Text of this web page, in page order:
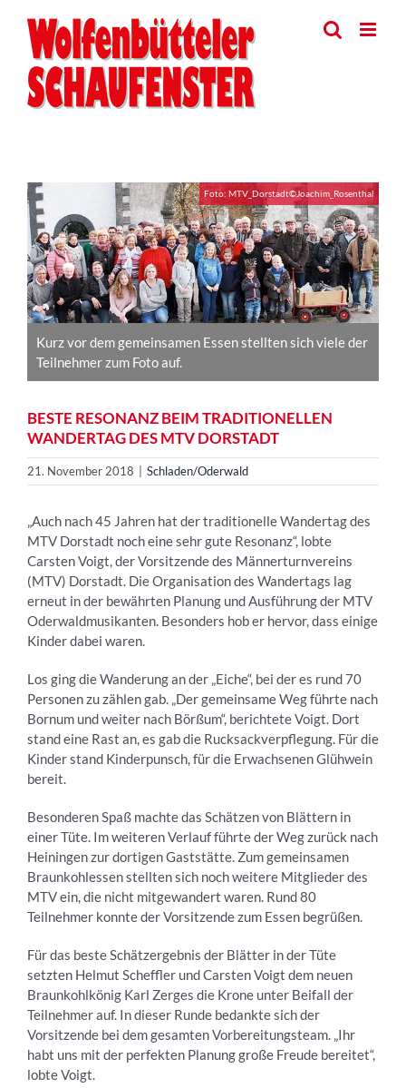
content
View
Larger
Image
Kurz vor dem gemeinsamen Essen stellten sich viele der
Teilnehmer zum Foto auf.
Foto: MTV_Dorstadt©Joachim_Rosenthal
BESTE RESONANZ BEIM TRADITIONELLEN
WANDERTAG DES MTV DORSTADT
21. November 2018 Schladen/Oderwald
„Auch nach 45 Jahren hat der traditionelle Wandertag des
MTV Dorstadt noch eine sehr gute Resonanz“, lobte
Carsten Voigt, der Vorsitzende des Männerturnvereins
(MTV) Dorstadt. Die Organisation des Wandertags lag
erneut in der bewährten Planung und Ausführung der MTV
Oderwaldmusikanten. Besonders hob er hervor, dass einige
Kinder dabei waren.
Los ging die Wanderung an der „Eiche“, bei der es rund 70
Personen zu zählen gab. „Der gemeinsame Weg führte nach
Bornum und weiter nach Börßum“, berichtete Voigt. Dort
stand eine Rast an, es gab die Rucksackverpflegung. Für die
Kinder stand Kinderpunsch, für die Erwachsenen Glühwein
bereit.
Besonderen Spaß machte das Schätzen von Blättern in
einer Tüte. Im weiteren Verlauf führte der Weg zurück nach
Heiningen zur dortigen Gaststätte. Zum gemeinsamen
Braunkohlessen stellten sich noch weitere Mitglieder des
MTV ein, die nicht mitgewandert waren. Rund 80
Teilnehmer konnte der Vorsitzende zum Essen begrüßen.
Für das beste Schätzergebnis der Blätter in der Tüte
setzten Helmut Scheffler und Carsten Voigt dem neuen
Braunkohlkönig Karl Zerges die Krone unter Beifall der
Teilnehmer auf. In dieser Runde bedankte sich der
Vorsitzende bei dem gesamten Vorbereitungsteam. „Ihr
habt uns mit der perfekten Planung große Freude bereitet“,
lobte Voigt.